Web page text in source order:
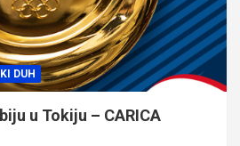
DUH
u Tokiju – CARICA